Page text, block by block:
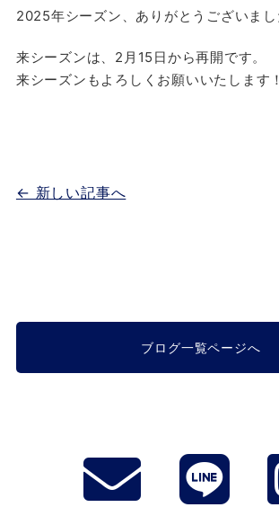
2025年シーズン、ありがとうございまし
来シーズンは、2月15日から再開です。
来シーズンもよろしくお願いいたします！
← 新しい記事へ
ブログ一覧ページへ